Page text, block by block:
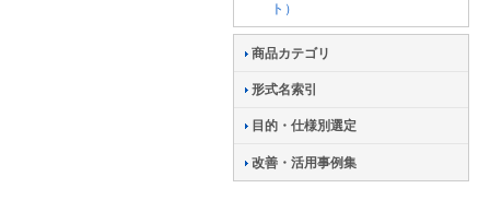
ト）
商品カテゴリ
形式名索引
目的・仕様別選定
改善・活用事例集